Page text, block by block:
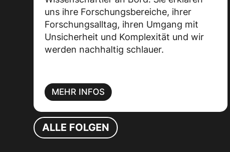
uns ihre Forschungsbereiche, ihrer
Forschungsalltag, ihren Umgang mit
Unsicherheit und Komplexität und wir
werden nachhaltig schlauer.
MEHR INFOS
ALLE FOLGEN